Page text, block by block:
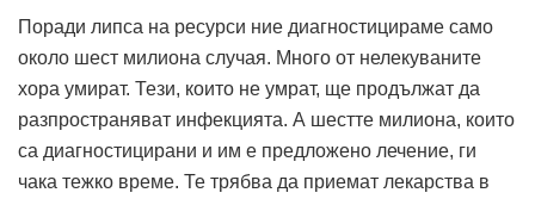
Поради липса на ресурси ние диагностицираме само
около шест милиона случая. Много от нелекуваните
хора умират. Тези, които не умрат, ще продължат да
разпространяват инфекцията. А шестте милиона, които
са диагностицирани и им е предложено лечение, ги
чака тежко време. Те трябва да приемат лекарства в